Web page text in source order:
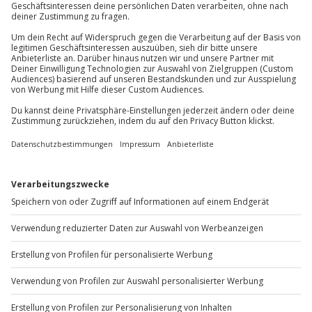
81671 München
Du erreichst uns telefonisch zu folgenden Zeiten,
außer an bundesweiten Feiertagen:
Mo-Fr: 8-20 Uhr | Sa: 10-16 Uhr
Du möchtest als Firma bestellen?
Sichere Dir attraktive Firmenkunden Vorteile.
Mo-Fr: 9-17 Uhr
b2b@jochen-schweizer.de
www.b2b.jochen-schweizer.de/
Artikelnummer:56212